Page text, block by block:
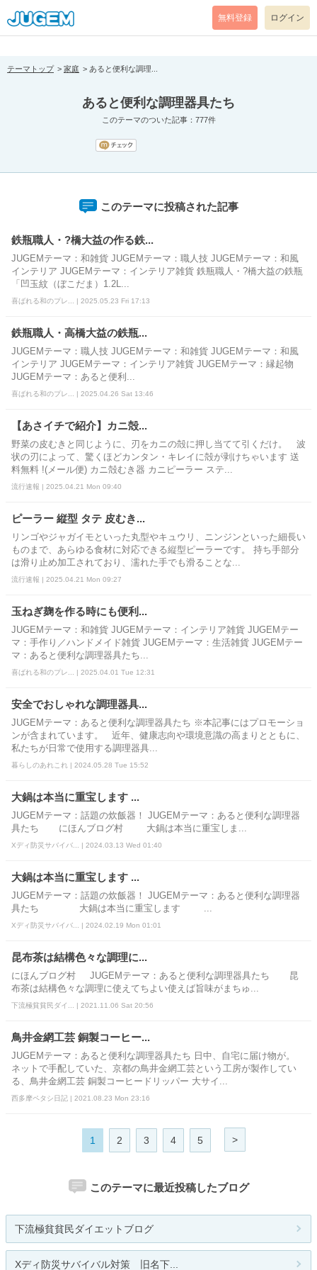
[pear_error: message="Success" code=0 mode=return level=notice
prefix="" info=""]
無料登録 ログイン
テーマトップ 家庭 あると便利な調理...
あると便利な調理器具たち
このテーマのついた記事：777件
このテーマに投稿された記事
鉄瓶職人・?橋大益の作る鉄...
JUGEMテーマ：和雑貨 JUGEMテーマ：職人技 JUGEMテーマ：和風
インテリア JUGEMテーマ：インテリア雑貨 鉄瓶職人・?橋大益の鉄瓶
「凹玉紋（ぼこだま）1.2L...
喜ばれる和のプレ... | 2025.05.23 Fri 17:13
鉄瓶職人・高橋大益の鉄瓶...
JUGEMテーマ：職人技 JUGEMテーマ：和雑貨 JUGEMテーマ：和風
インテリア JUGEMテーマ：インテリア雑貨 JUGEMテーマ：縁起物
JUGEMテーマ：あると便利...
喜ばれる和のプレ... | 2025.04.26 Sat 13:46
【あさイチで紹介】カニ殻...
野菜の皮むきと同じように、刃をカニの殻に押し当てて引くだけ。 波
状の刃によって、驚くほどカンタン・キレイに殻が剥けちゃいます 送
料無料 !(メール便) カニ殻むき器 カニピーラー ステ...
流行速報 | 2025.04.21 Mon 09:40
ピーラー 縦型 タテ 皮むき...
リンゴやジャガイモといった丸型やキュウリ、ニンジンといった細長い
ものまで、あらゆる食材に対応できる縦型ピーラーです。 持ち手部分
は滑り止め加工されており、濡れた手でも滑ることな...
流行速報 | 2025.04.21 Mon 09:27
玉ねぎ麹を作る時にも便利...
JUGEMテーマ：和雑貨 JUGEMテーマ：インテリア雑貨 JUGEMテー
マ：手作り／ハンドメイド雑貨 JUGEMテーマ：生活雑貨 JUGEMテー
マ：あると便利な調理器具たち...
喜ばれる和のプレ... | 2025.04.01 Tue 12:31
安全でおしゃれな調理器具...
JUGEMテーマ：あると便利な調理器具たち ※本記事にはプロモーショ
ンが含まれています。 近年、健康志向や環境意識の高まりとともに、
私たちが日常で使用する調理器具...
暮らしのあれこれ | 2024.05.28 Tue 15:52
大鍋は本当に重宝します ...
JUGEMテーマ：話題の炊飯器！ JUGEMテーマ：あると便利な調理器
具たち にほんブログ村 大鍋は本当に重宝しま...
Xディ防災サバイバ... | 2024.03.13 Wed 01:40
大鍋は本当に重宝します ...
JUGEMテーマ：話題の炊飯器！ JUGEMテーマ：あると便利な調理器
具たち 大鍋は本当に重宝します ...
Xディ防災サバイバ... | 2024.02.19 Mon 01:01
昆布茶は結構色々な調理に...
にほんブログ村 JUGEMテーマ：あると便利な調理器具たち 昆
布茶は結構色々な調理に使えてちよい使えば旨味がまちゅ...
下流極貧貧民ダイ... | 2021.11.06 Sat 20:56
鳥井金網工芸 銅製コーヒー...
JUGEMテーマ：あると便利な調理器具たち 日中、自宅に届け物が。
ネットで手配していた、京都の鳥井金網工芸という工房が製作してい
る、鳥井金網工芸 銅製コーヒードリッパー 大サイ...
西多摩ペタシ日記 | 2021.08.23 Mon 23:16
1 2 3 4 5 >
このテーマに最近投稿したブログ
下流極貧貧民ダイエットブログ
Xディ防災サバイバル対策 旧名下...